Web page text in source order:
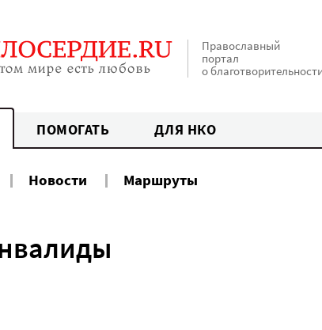
Православный
портал
о
ПОМОГАТЬ ДЛЯ НКО
Новости Маршруты